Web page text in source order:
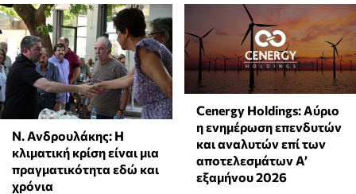
Ν. Ανδρουλάκης: Η
κλιματική κρίση είναι μια
πραγματικότητα εδώ και
χρόνια
Cenergy Holdings: Αύριο
η ενημέρωση επενδυτών
και αναλυτών επί των
αποτελεσμάτων A’
εξαμήνου 2026